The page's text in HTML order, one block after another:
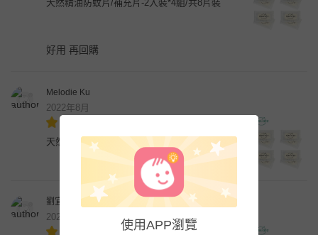
天然精油防蚊片/補充片-2入裝*4組/共8片裝
好用 再回購
Melodie Ku
2022年8月
天然精油防蚊片/補充片-2入裝*4組/共8片裝
劉宜玟
2022年4月
使用APP瀏覽